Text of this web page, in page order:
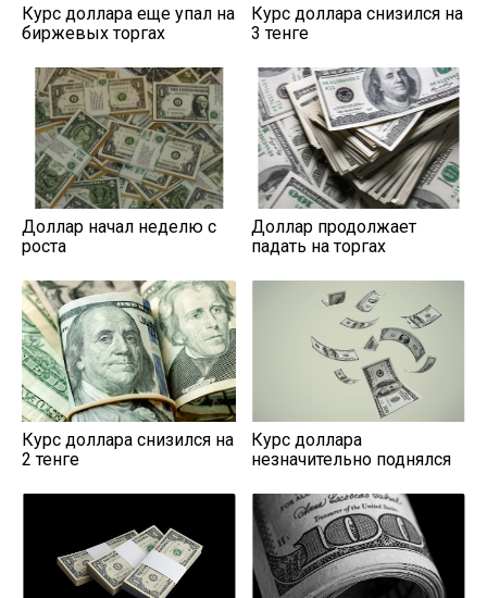
Курс доллара еще упал на
биржевых торгах
Курс доллара снизился на
3 тенге
Доллар начал неделю с
роста
Доллар продолжает
падать на торгах
Курс доллара снизился на
2 тенге
Курс доллара
незначительно поднялся